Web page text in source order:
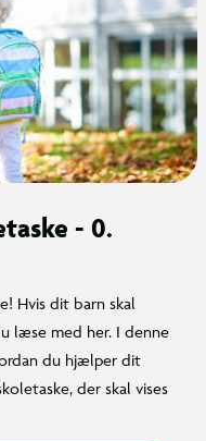
- 0.
Hvis dit barn skal
læse med her. I denne
du hjælper dit
der skal vises